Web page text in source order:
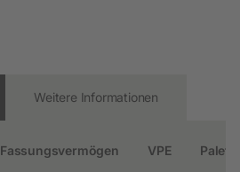
Fassungsvermögen VPE Palette
Weitere Informationen